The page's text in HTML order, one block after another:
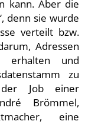
kann. Aber die
denn sie wurde
verteilt bzw.
Adressen
erhalten und
zu
Job einer
Brömmel,
eine